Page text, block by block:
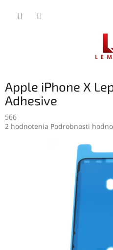
Apple iPhone X
Adhesive
566
Priemerné
2 hodnotenia Podrobnosti